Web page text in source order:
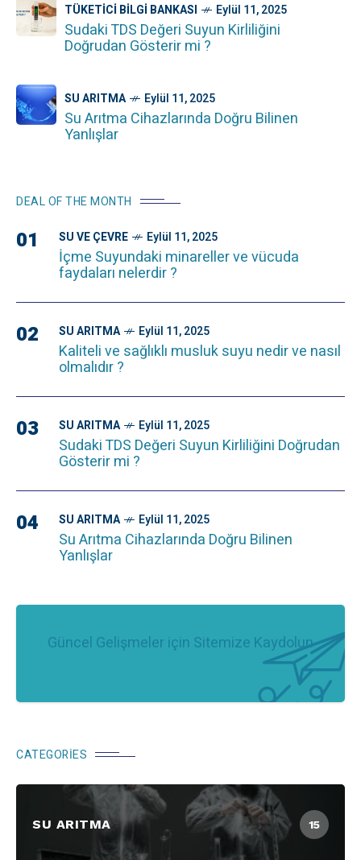
TÜKETICI BILGI BANKASI Eylül 11, 2025
Sudaki TDS Değeri Suyun Kirliliğini
Doğrudan Gösterir mi ?
SU ARITMA Eylül 11, 2025
Su Arıtma Cihazlarında Doğru Bilinen
Yanlışlar
DEAL OF THE MONTH
01 SU VE ÇEVRE Eylül 11, 2025
İçme Suyundaki minareller ve vücuda
faydaları nelerdir ?
02 SU ARITMA Eylül 11, 2025
Kaliteli ve sağlıklı musluk suyu nedir ve nasıl
olmalıdır ?
03 SU ARITMA Eylül 11, 2025
Sudaki TDS Değeri Suyun Kirliliğini Doğrudan
Gösterir mi ?
04 SU ARITMA Eylül 11, 2025
Su Arıtma Cihazlarında Doğru Bilinen
Yanlışlar
Güncel Gelişmeler için Sitemize Kaydolun
CATEGORIES
SU ARITMA 15